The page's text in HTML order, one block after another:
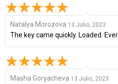
Natalya Morozova 13 Julio, 2023
The key came quickly. Loaded.
Masha Goryacheva 13 Julio, 2023